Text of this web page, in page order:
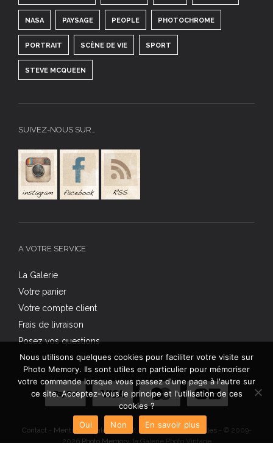
NASA PAYSAGE PEOPLE PHOTOCHROME
PORTRAIT SCÈNE DE VIE SPORT
STEVE MCQUEEN
SUIVEZ-NOUS SUR…
A VOTRE SERVICE
La Galerie
Votre panier
Votre compte client
Frais de livraison
Posez vos questions
Contact- Mentions légales - C.G.V. Données personnelles- © 2009-
2026Photo Memory, la Galerie Photo Vintage
Nous utilisons quelques cookies pour faciliter votre visite sur
Photo Memory. Ils sont utiles en particulier pour mémoriser
votre commande lorsque vous passez d'une page à l'autre sur
ce site. Acceptez-vous le principe et l'utilisation de ces
cookies ?
Oui
Non En savoir plus